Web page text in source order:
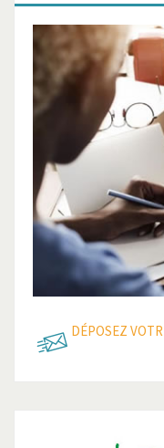
Lire la suite
Lire la suite
DÉPOSEZ